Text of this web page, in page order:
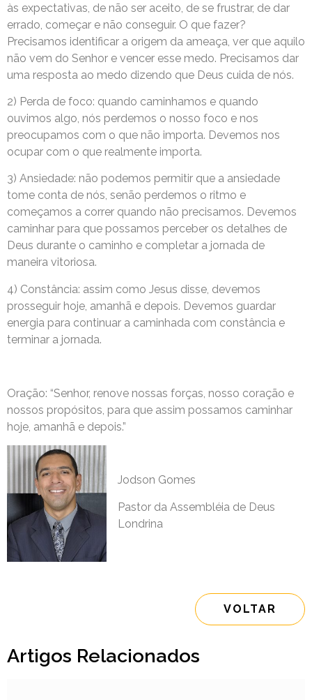
às expectativas, de não ser aceito, de se frustrar, de dar
errado, começar e não conseguir. O que fazer?
Precisamos identificar a origem da ameaça, ver que aquilo
não vem do Senhor e vencer esse medo. Precisamos dar
uma resposta ao medo dizendo que Deus cuida de nós.
2) Perda de foco: quando caminhamos e quando
ouvimos algo, nós perdemos o nosso foco e nos
preocupamos com o que não importa. Devemos nos
ocupar com o que realmente importa.
3) Ansiedade: não podemos permitir que a ansiedade
tome conta de nós, senão perdemos o ritmo e
começamos a correr quando não precisamos. Devemos
caminhar para que possamos perceber os detalhes de
Deus durante o caminho e completar a jornada de
maneira vitoriosa.
4) Constância: assim como Jesus disse, devemos
prosseguir hoje, amanhã e depois. Devemos guardar
energia para continuar a caminhada com constância e
terminar a jornada.
Oração: “Senhor, renove nossas forças, nosso coração e
nossos propósitos, para que assim possamos caminhar
hoje, amanhã e depois.”
Jodson Gomes
Pastor da Assembléia de Deus
Londrina
VOLTAR
Artigos Relacionados